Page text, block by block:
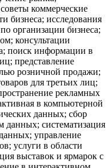
коммерческие
бизнеса; исследования
организации бизнеса;
консультации
поиск информации в
представление
розничной продажи;
для третьих лиц;
рекламных
в компьютерной
данных; сбор
систематизация
управление
услуги в области
выставок и ярмарок с